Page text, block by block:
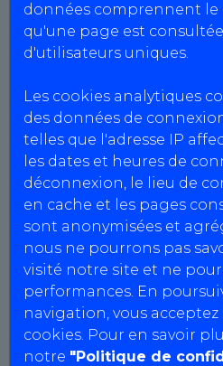
données comprennent le
qu'une page est
d'utilisateurs uniques.
Les cookies analytiques
des données de
telles que l'adresse IP
les dates et heures de
déconnexion, le lieu de
en cache et les pages
sont anonymisées et
nous ne pourrons pas
visité notre site et ne
performances. En
navigation, vous
cookies. Pour en savoir
notre "Politique de
DONNÉES
Politique de
collecte et le
personnelles effectués
conformes à la loi n°
modifiée, relative à
et aux libertés (dite
Libertés ») et du
27 avril 2016 dit «
protection des données
politique décrit la
Systems s’engage à
protéger vos
Pourquoi vos